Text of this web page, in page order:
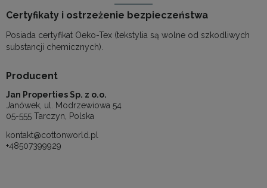
Certyfikaty i ostrzeżenie bezpieczeństwa
Posiada certyfikat Oeko-Tex (tekstylia są wolne od szkodliwych
substancji chemicznych).
Producent
Jan Properties Sp. z o.o.
Janówek, ul. Modrzewiowa 54
05-555 Tarczyn, Polska
kontakt@cottonworld.pl
+48507399929